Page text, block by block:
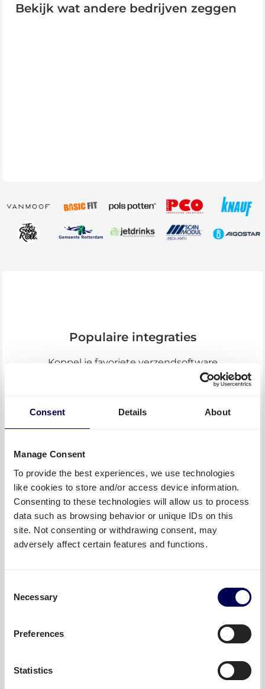
Consent Details About
Manage Consent
To provide the best experiences, we use technologies
like cookies to store and/or access device information.
Consenting to these technologies will allow us to process
data such as browsing behavior or unique IDs on this
site. Not consenting or withdrawing consent, may
adversely affect certain features and functions.
Selection
Necessary
Preferences
Statistics
Bekijk wat andere bedrijven zeggen
Populaire integraties
Koppel je favoriete verzendsoftware
Quicargo als vervoerder
Meer info
Paazl